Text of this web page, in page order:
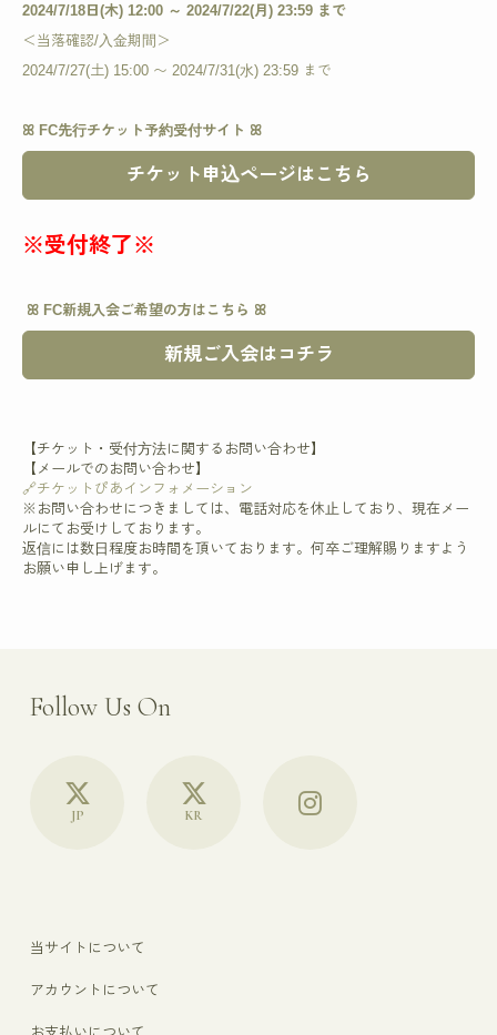
2024/7/18日(木) 12:00 ～ 2024/7/22(月) 23:59 まで
＜当落確認/入金期間＞
2024/7/27(土) 15:00 〜 2024/7/31(水) 23:59 まで
ꕤ FC先行チケット予約受付サイト ꕤ
チケット申込ページはこちら
※受付終了※
ꕤ FC新規入会ご希望の方はこちら ꕤ
新規ご入会はコチラ
【チケット・受付方法に関するお問い合わせ】
【メールでのお問い合わせ】
🔗チケットぴあインフォメーション
※お問い合わせにつきましては、電話対応を休止しており、現在メー
ルにてお受けしております。
返信には数日程度お時間を頂いております。何卒ご理解賜りますよう
お願い申し上げます。
Follow Us On
JP KR
当サイトについて
アカウントについて